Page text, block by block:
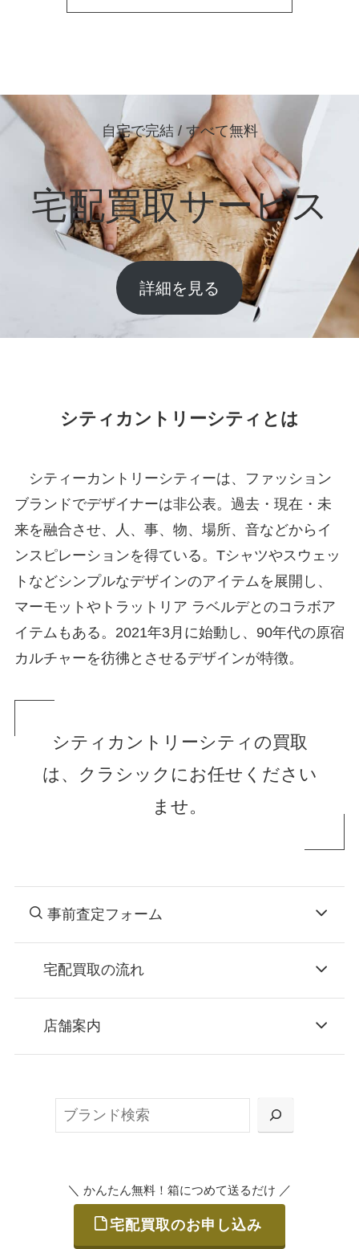
自宅で完結 / すべて無料
宅配買取サービス
詳細を見る
シティカントリーシティとは
シティーカントリーシティーは、ファッション
ブランドでデザイナーは非公表。過去・現在・未
来を融合させ、人、事、物、場所、音などからイ
ンスピレーションを得ている。Tシャツやスウェッ
トなどシンプルなデザインのアイテムを展開し、
マーモットやトラットリア ラベルデとのコラボア
イテムもある。2021年3月に始動し、90年代の原宿
カルチャーを彷彿とさせるデザインが特徴。
シティカントリーシティの買取
は、クラシックにお任せください
ませ。
事前査定フォーム
宅配買取の流れ
お申込み
または梱包材不要の「集荷申込」からお選び
ご発送
店舗案内
＼ かんたん無料！箱につめて送るだけ ／
宅配買取のお申し込み